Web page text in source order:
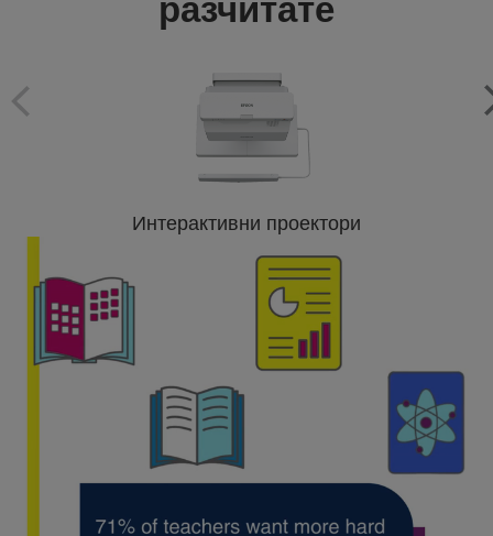
разчитате
Интерактивни проектори